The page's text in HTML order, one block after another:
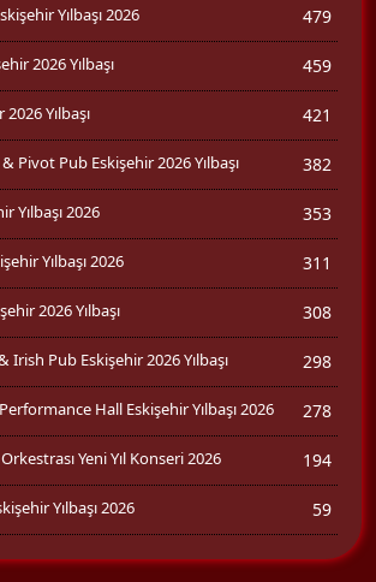
Yılbaşı 2026 479
2026 Yılbaşı 459
Yılbaşı 421
Pivot Pub Eskişehir 2026 Yılbaşı 382
Yılbaşı 2026 353
Yılbaşı 2026 311
2026 Yılbaşı 308
Irish Pub Eskişehir 2026 Yılbaşı 298
Hall Eskişehir Yılbaşı 2026 278
Yeni Yıl Konseri 2026 194
Yılbaşı 2026 59